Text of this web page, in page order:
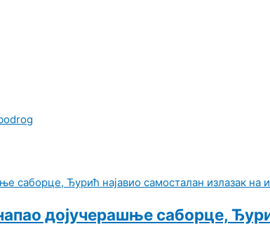
дојучерашње саборце,